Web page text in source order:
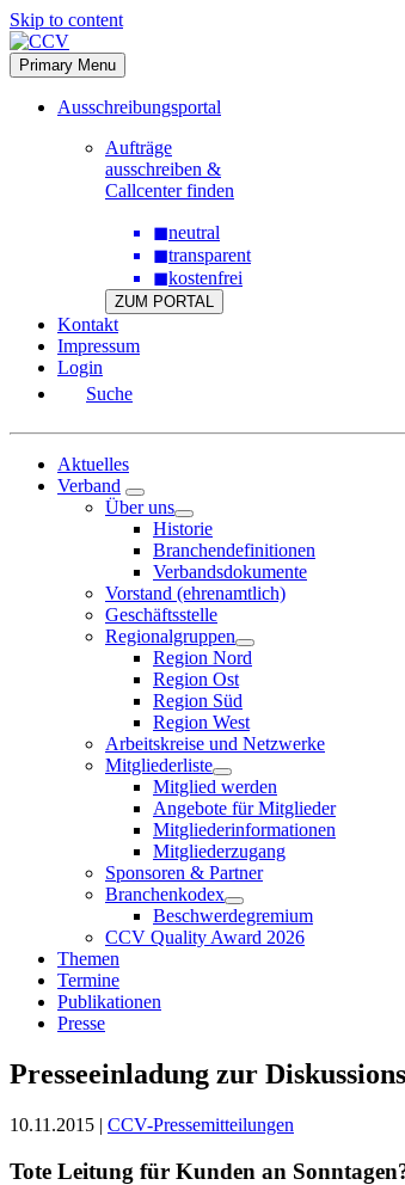
Skip to content
Primary Menu
Ausschreibungsportal
Aufträge
ausschreiben &
Callcenter finden
◼neutral
◼transparent
◼kostenfrei
ZUM PORTAL
Kontakt
Impressum
Login
Suche
Aktuelles
Verband
Über uns
Historie
Branchendefinitionen
Verbandsdokumente
Vorstand (ehrenamtlich)
Geschäftsstelle
Regionalgruppen
Region Nord
Region Ost
Region Süd
Region West
Arbeitskreise und Netzwerke
Mitgliederliste
Mitglied werden
Angebote für Mitglieder
Mitgliederinformationen
Mitgliederzugang
Sponsoren & Partner
Branchenkodex
Beschwerdegremium
CCV Quality Award 2026
Themen
Termine
Publikationen
Presse
Presseeinladung zur
10.11.2015 | CCV-Pressemitteilungen
Tote Leitung für Kunden an